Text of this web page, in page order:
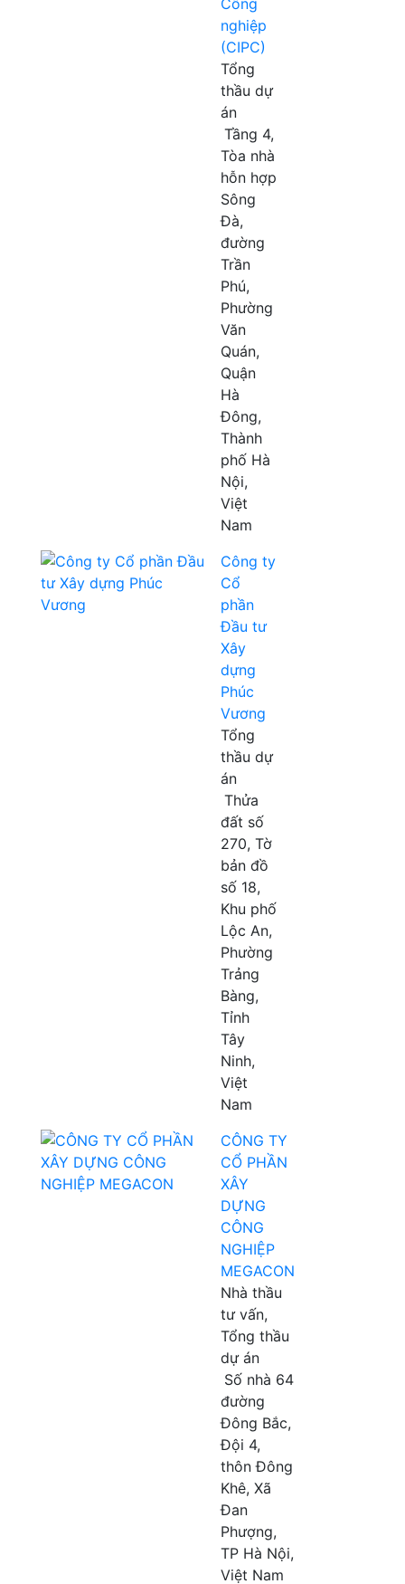
Công
nghiệp
(CIPC)
Tổng
thầu dự
án
Tầng 4,
Tòa nhà
hỗn hợp
Sông
Đà,
đường
Trần
Phú,
Phường
Văn
Quán,
Quận
Hà
Đông,
Thành
phố Hà
Nội,
Việt
Nam
Công ty
Cổ
phần
Đầu tư
Xây
dựng
Phúc
Vương
Tổng
thầu dự
án
Thửa
đất số
270, Tờ
bản đồ
số 18,
Khu phố
Lộc An,
Phường
Trảng
Bàng,
Tỉnh
Tây
Ninh,
Việt
Nam
CÔNG TY
CỔ PHẦN
XÂY
DỰNG
CÔNG
NGHIỆP
MEGACON
Nhà thầu
tư vấn,
Tổng thầu
dự án
Số nhà 64
đường
Đông Bắc,
Đội 4,
thôn Đông
Khê, Xã
Đan
Phượng,
TP Hà Nội,
Việt Nam